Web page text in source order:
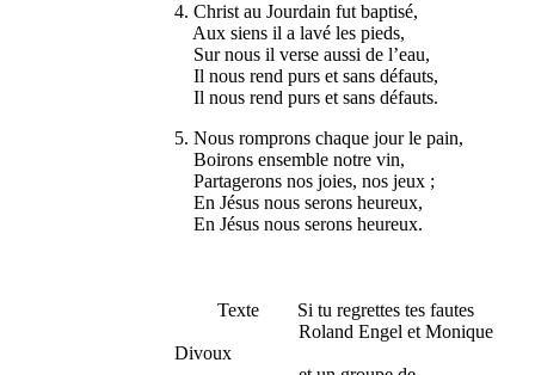
4. Christ au Jourdain fut baptisé,
Aux siens il a lavé les pieds,
Sur nous il verse aussi de l’eau,
Il nous rend purs et sans défauts,
Il nous rend purs et sans défauts.
5. Nous romprons chaque jour le pain,
Boirons ensemble notre vin,
Partagerons nos joies, nos jeux ;
En Jésus nous serons heureux,
En Jésus nous serons heureux.
Texte Si tu regrettes tes fautes
Roland Engel et Monique
Divoux